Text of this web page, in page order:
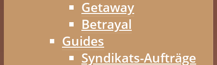
Getaway
Betrayal
Guides
Syndikats-Aufträge